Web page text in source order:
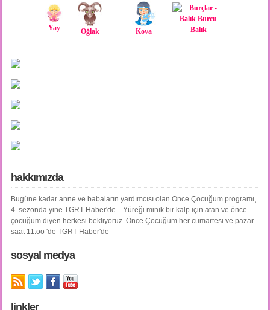
Yay Oğlak Kova Balık
hakkımızda
Bugüne kadar anne ve babaların yardımcısı olan Önce Çocuğum programı,
4. sezonda yine TGRT Haber'de... Yüreği minik bir kalp için atan ve önce
çocuğum diyen herkesi bekliyoruz. Önce Çocuğum her cumartesi ve pazar
saat 11:oo 'de TGRT Haber'de
sosyal medya
linkler